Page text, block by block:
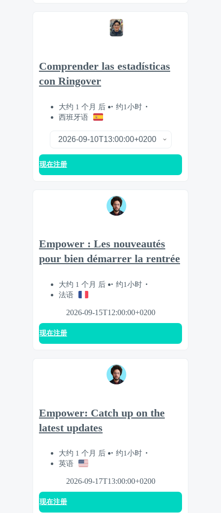
Comprender las estadísticas
con Ringover
大约 1 个月 后
约1小时
西班牙语
现在注册
Empower : Les nouveautés
pour bien démarrer la rentrée
大约 1 个月 后
约1小时
法语
2026-09-15T12:00:00+0200
现在注册
Empower: Catch up on the
latest updates
大约 1 个月 后
约1小时
英语
2026-09-17T13:00:00+0200
现在注册